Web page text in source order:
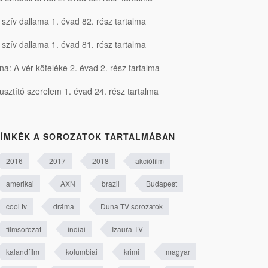
szív dallama 1. évad 82. rész tartalma
szív dallama 1. évad 81. rész tartalma
A vér köteléke 2. évad 2. rész tartalma
szerelem 1. évad 24. rész tartalma
A SOROZATOK TARTALMÁBAN
2016 2017 2018 akciófilm
amerikai AXN brazil Budapest
cool tv dráma Duna TV sorozatok
filmsorozat indiai Izaura TV
kalandfilm kolumbiai krimi magyar